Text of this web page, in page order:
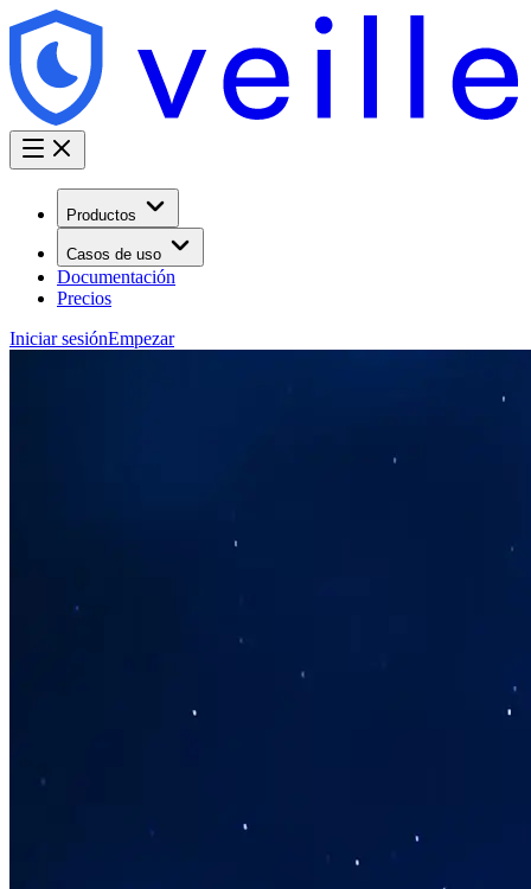
Productos
Casos de uso
Documentación
Precios
Iniciar sesiónEmpezar